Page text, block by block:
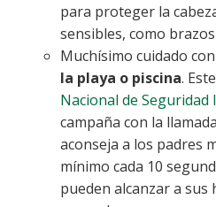
para proteger la
sensibles, como
Muchísimo cuidado
la playa o piscina.
Nacional de Seguridad
campaña con la
aconseja a los padres
mínimo cada 10
pueden alcanzar a sus